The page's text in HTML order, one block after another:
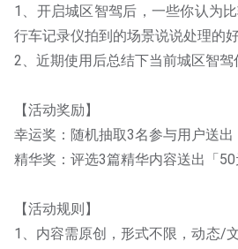
1、开启城区智驾后，一些你认为
行车记录仪拍到的场景说说处理的好
2、近期使用后总结下当前城区智驾
【活动奖励】
幸运奖：随机抽取3名参与用户送出
精华奖：评选3篇精华内容送出「50
【活动规则】
1、内容需原创，形式不限，动态/